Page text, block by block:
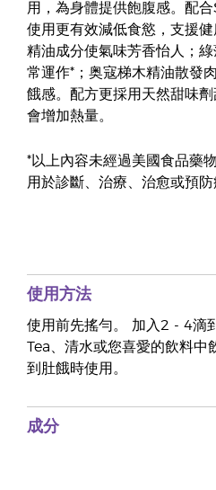
用，為身體提供飽腹感。配
使用更有效減低食慾，支援
精油成分使氣味芳香怡人；
常運作*；奥寇梯木精油散發
餓感。配方更採用天然甜味
會增加熱量。
*以上內容未經過美國食品藥
用於診斷、治療、治愈或預防
使用方法
使用前先搖勻。 加入2 - 4滴
Tea、清水或您喜愛的飲料中
到肚餓時使用。
成分